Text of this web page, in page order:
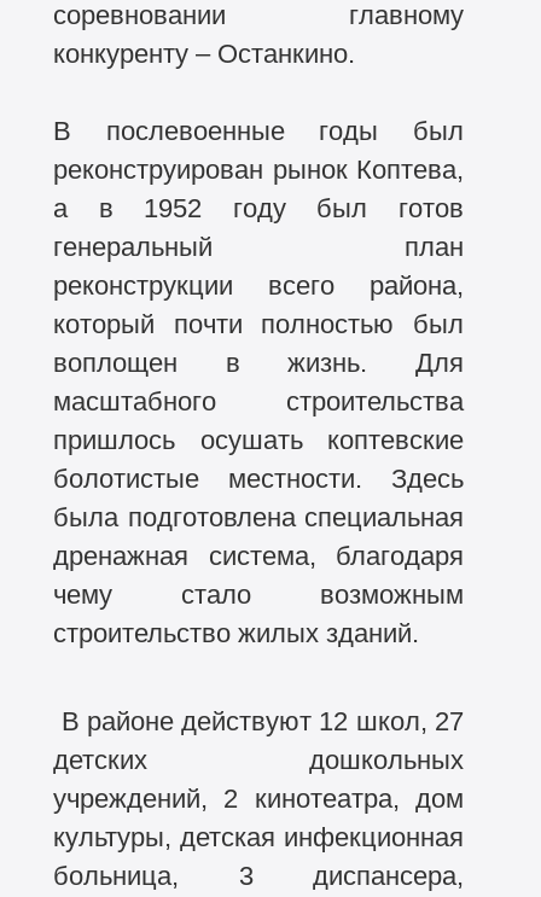
соревновании главному
конкуренту – Останкино.
В послевоенные годы был
реконструирован рынок Коптева,
а в 1952 году был готов
генеральный план
реконструкции всего района,
который почти полностью был
воплощен в жизнь. Для
масштабного строительства
пришлось осушать коптевские
болотистые местности. Здесь
была подготовлена специальная
дренажная система, благодаря
чему стало возможным
строительство жилых зданий.
В районе действуют 12 школ, 27
детских дошкольных
учреждений, 2 кинотеатра, дом
культуры, детская инфекционная
больница, 3 диспансера,